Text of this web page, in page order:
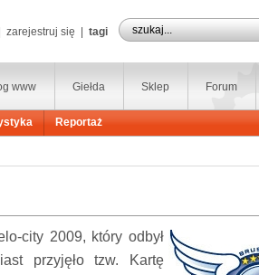
zarejestruj się tagi
Forum
Sklep
Giełda
www
Reportaż
city 2009, który odbył
przyjęło tzw. Kartę